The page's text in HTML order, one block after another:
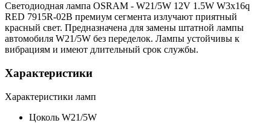
Светодиодная лампа OSRAM - W21/5W 12V 1.5W W3x16q
RED 7915R-02B премиум сегмента излучают приятный
красный свет. Предназначена для замены штатной лампы
автомобиля W21/5W без переделок. Лампы устойчивы к
вибрациям и имеют длительный срок службы.
Характеристики
Характеристики ламп
Цоколь W21/5W